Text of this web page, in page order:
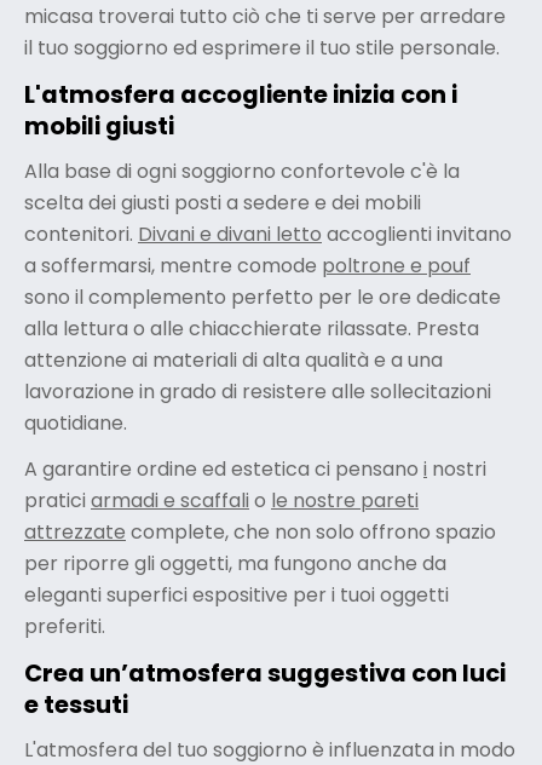
micasa troverai tutto ciò che ti serve per arredare
il tuo soggiorno ed esprimere il tuo stile personale.
L'atmosfera accogliente inizia con i
mobili giusti
Alla base di ogni soggiorno confortevole c'è la
scelta dei giusti posti a sedere e dei mobili
contenitori. Divani e divani letto accoglienti invitano
a soffermarsi, mentre comode poltrone e pouf
sono il complemento perfetto per le ore dedicate
alla lettura o alle chiacchierate rilassate. Presta
attenzione ai materiali di alta qualità e a una
lavorazione in grado di resistere alle sollecitazioni
quotidiane.
A garantire ordine ed estetica ci pensano i nostri
pratici armadi e scaffali o le nostre pareti
attrezzate complete, che non solo offrono spazio
per riporre gli oggetti, ma fungono anche da
eleganti superfici espositive per i tuoi oggetti
preferiti.
Crea un’atmosfera suggestiva con luci
e tessuti
L'atmosfera del tuo soggiorno è influenzata in modo